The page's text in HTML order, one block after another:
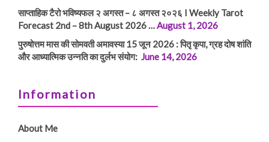
साप्ताहिक टैरो भविष्यफल २ अगस्त – ८ अगस्त २०२६ I Weekly Tarot
Forecast 2nd – 8th August 2026 …August 1, 2026
पुरुषोत्तम मास की सोमवती अमावस्या 15 जून 2026 : पितृ कृपा, ग्रह दोष शांति
और आध्यात्मिक उन्नति का दुर्लभ संयोग: June 14, 2026
Information
About Me